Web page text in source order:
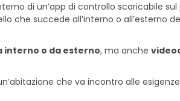
di un’app di controllo scaricabile
che succede all’interno o all’esterno
o da esterno, ma anche
che va incontro alle